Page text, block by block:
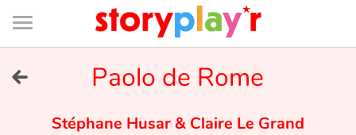
Connexion
Bibliothèque
de
page
Paolo de Rome
Stéphane Husar& Claire Le Grand